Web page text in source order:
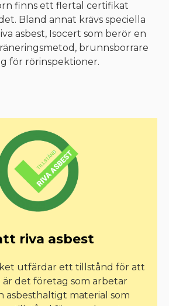
finns ett flertal certifikat
Bland annat krävs speciella
asbest, Isocert som berör en
brunnsborrare
för rörinspektioner.
riva asbest
utfärdar ett tillstånd för att
är det företag som arbetar
asbesthaltigt material som